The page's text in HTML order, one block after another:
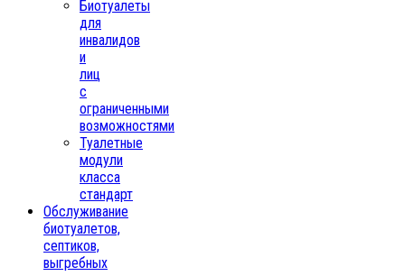
Биотуалеты
для
инвалидов
и
лиц
с
ограниченными
возможностями
Туалетные
модули
класса
стандарт
Обслуживание
биотуалетов,
септиков,
выгребных